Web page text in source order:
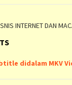
INTERNET DAN
didalam MKV